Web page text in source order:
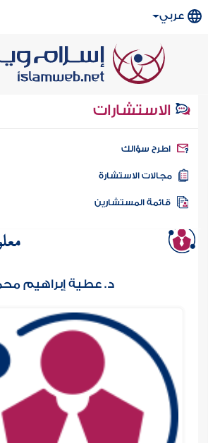
عربي
الاستشارات
سؤالك
الاستشارة
المستشارين
د. عطية إبراهيم